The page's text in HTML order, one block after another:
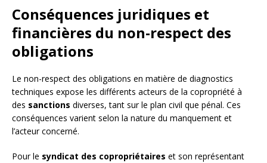
Conséquences juridiques et
financières du non-respect des
obligations
Le non-respect des obligations en matière de diagnostics
techniques expose les différents acteurs de la copropriété à
des sanctions diverses, tant sur le plan civil que pénal. Ces
conséquences varient selon la nature du manquement et
l’acteur concerné.
Pour le syndicat des copropriétaires et son représentant